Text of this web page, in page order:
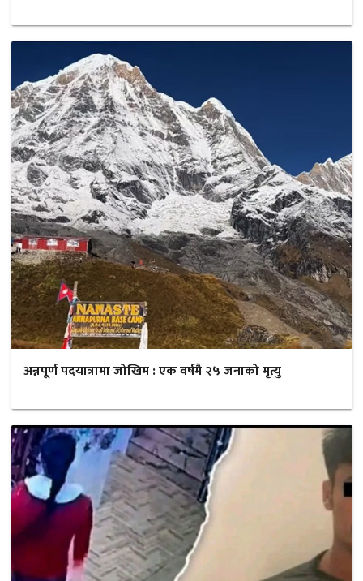
अन्नपूर्ण पदयात्रामा जोखिम : एक वर्षमै २५ जनाको मृत्यु